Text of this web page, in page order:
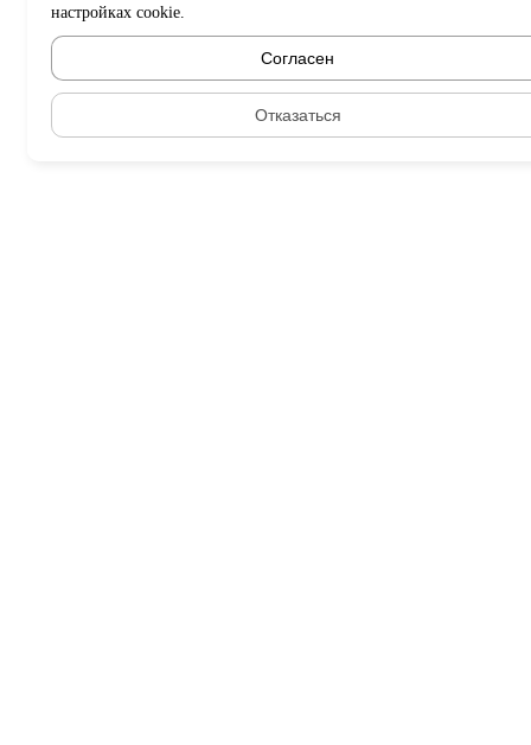
настройках cookie.
Согласен
Отказаться